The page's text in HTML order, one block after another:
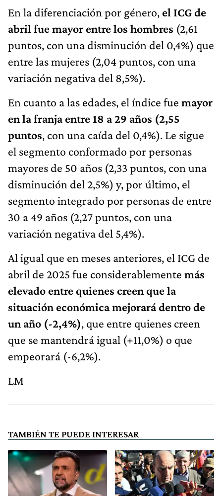
En la diferenciación por género, el ICG de
abril fue mayor entre los hombres (2,61
puntos, con una disminución del 0,4%) que
entre las mujeres (2,04 puntos, con una
variación negativa del 8,5%).
En cuanto a las edades, el índice fue mayor
en la franja entre 18 a 29 años (2,55
puntos, con una caída del 0,4%). Le sigue
el segmento conformado por personas
mayores de 50 años (2,33 puntos, con una
disminución del 2,5%) y, por último, el
segmento integrado por personas de entre
30 a 49 años (2,27 puntos, con una
variación negativa del 5,4%).
Al igual que en meses anteriores, el ICG de
abril de 2025 fue considerablemente más
elevado entre quienes creen que la
situación económica mejorará dentro de
un año (-2,4%), que entre quienes creen
que se mantendrá igual (+11,0%) o que
empeorará (-6,2%).
LM
TAMBIÉN TE PUEDE INTERESAR